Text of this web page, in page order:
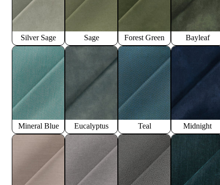
Silver Sage Sage Forest Green Bayleaf
Mineral Blue Eucalyptus Teal Midnight